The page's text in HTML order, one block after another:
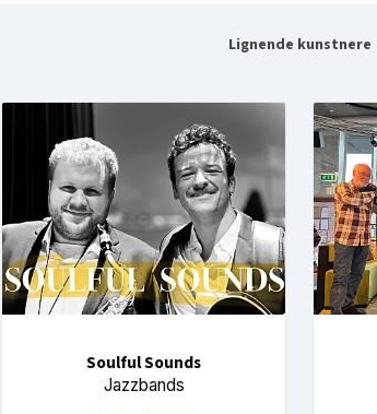
Lignende kunstnere
Soulful Sounds
Jazzbands